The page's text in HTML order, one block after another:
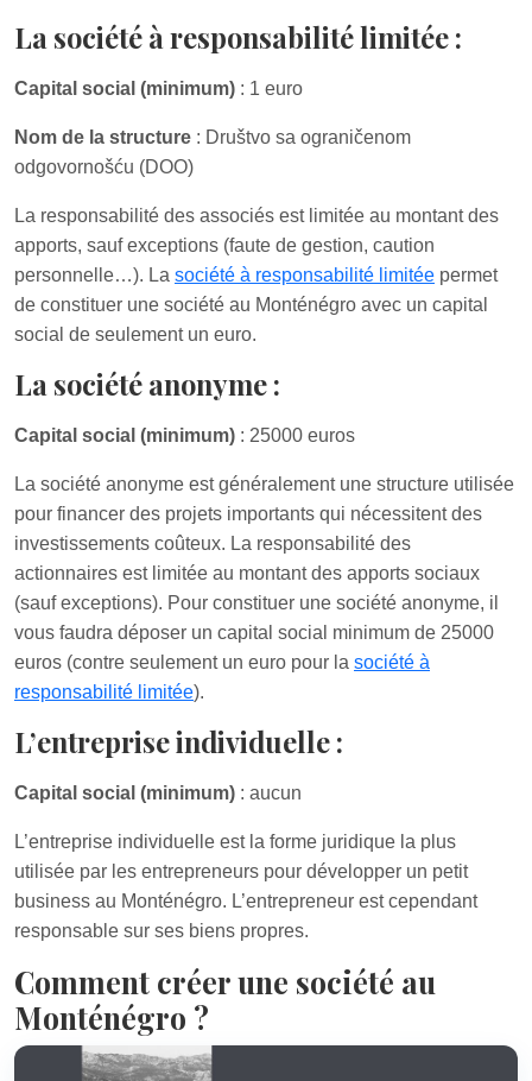
La société à responsabilité limitée :
Capital social (minimum) : 1 euro
Nom de la structure : Društvo sa ograničenom
odgovornošću (DOO)
La responsabilité des associés est limitée au montant des
apports, sauf exceptions (faute de gestion, caution
personnelle…). La société à responsabilité limitée permet
de constituer une société au Monténégro avec un capital
social de seulement un euro.
La société anonyme :
Capital social (minimum) : 25000 euros
La société anonyme est généralement une structure utilisée
pour financer des projets importants qui nécessitent des
investissements coûteux. La responsabilité des
actionnaires est limitée au montant des apports sociaux
(sauf exceptions). Pour constituer une société anonyme, il
vous faudra déposer un capital social minimum de 25000
euros (contre seulement un euro pour la société à
responsabilité limitée).
L’entreprise individuelle :
Capital social (minimum) : aucun
L’entreprise individuelle est la forme juridique la plus
utilisée par les entrepreneurs pour développer un petit
business au Monténégro. L’entrepreneur est cependant
responsable sur ses biens propres.
Comment créer une société au
Monténégro ?